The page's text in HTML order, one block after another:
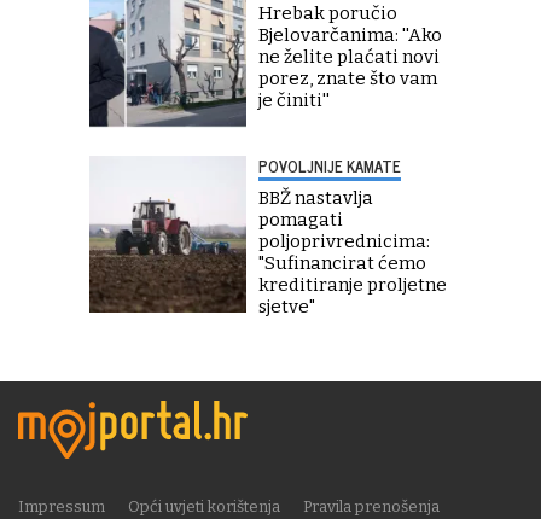
Hrebak poručio
Bjelovarčanima: ''Ako
ne želite plaćati novi
porez, znate što vam
je činiti''
POVOLJNIJE KAMATE
BBŽ nastavlja
pomagati
poljoprivrednicima:
"Sufinancirat ćemo
kreditiranje proljetne
sjetve"
Impressum Opći uvjeti korištenja
Pravila prenošenja